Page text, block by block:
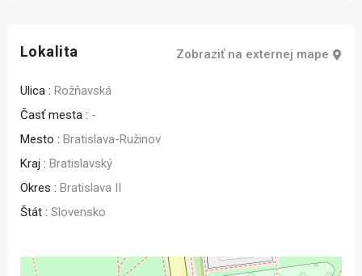
Lokalita Zobraziť na externej mape
Ulica : Rožňavská
Časť mesta : -
Mesto : Bratislava-Ružinov
Kraj : Bratislavský
Okres : Bratislava II
Štát : Slovensko